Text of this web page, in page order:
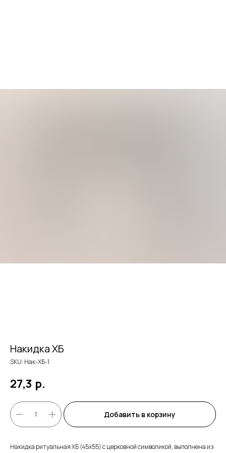
Накидка ХБ
SKU:Нак-ХБ-1
27,3 р.
Добавить в корзину
Накидка ритуальная ХБ (45х55) с церковной символикой, выполнена из